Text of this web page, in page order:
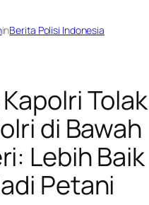
inBerita Polisi Indonesia
Tolak
di Bawah
Lebih Baik
Petani